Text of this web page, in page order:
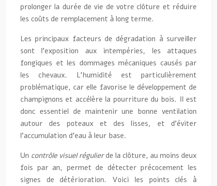
prolonger la durée de vie de votre clôture et réduire
les coûts de remplacement à long terme.
Les principaux facteurs de dégradation à surveiller
sont l’exposition aux intempéries, les attaques
fongiques et les dommages mécaniques causés par
les chevaux. L’humidité est particulièrement
problématique, car elle favorise le développement de
champignons et accélère la pourriture du bois. Il est
donc essentiel de maintenir une bonne ventilation
autour des poteaux et des lisses, et d’éviter
l’accumulation d’eau à leur base.
Un contrôle visuel régulierde la clôture, au moins deux
fois par an, permet de détecter précocement les
signes de détérioration. Voici les points clés à